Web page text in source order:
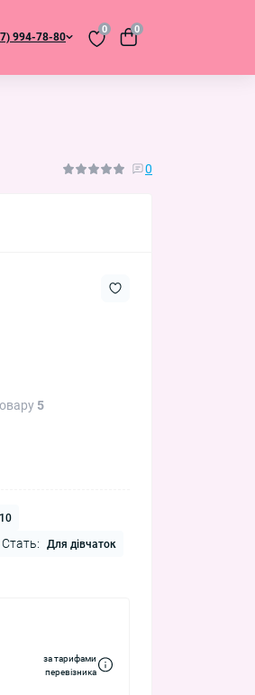
994-78-80
0 0
0
5
Стать: Для дівчаток
за тарифами
перевізника